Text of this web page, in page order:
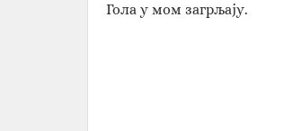
Гола у мом загрљају.